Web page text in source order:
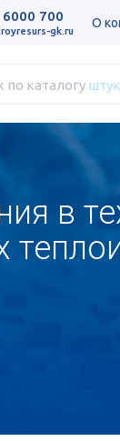
6000 700
gk.ru
О
по каталогу
в